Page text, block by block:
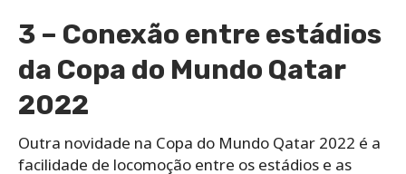
3 – Conexão entre estádios
da Copa do Mundo Qatar
2022
Outra novidade na Copa do Mundo Qatar 2022 é a
facilidade de locomoção entre os estádios e as